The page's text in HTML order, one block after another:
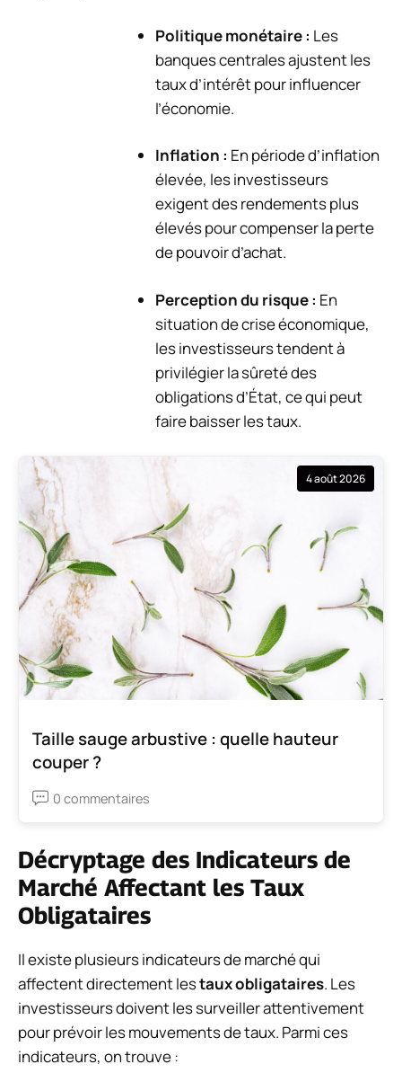
Politique monétaire : Les
banques centrales ajustent les
taux d’intérêt pour influencer
l’économie.
Inflation : En période d’inflation
élevée, les investisseurs
exigent des rendements plus
élevés pour compenser la perte
de pouvoir d’achat.
Perception du risque : En
situation de crise économique,
les investisseurs tendent à
privilégier la sûreté des
obligations d’État, ce qui peut
faire baisser les taux.
4 août 2026
Taille sauge arbustive : quelle hauteur
couper ?
0 commentaires
Décryptage des Indicateurs de
Marché Affectant les Taux
Obligataires
Il existe plusieurs indicateurs de marché qui
affectent directement lestaux obligataires. Les
investisseurs doivent les surveiller attentivement
pour prévoir les mouvements de taux. Parmi ces
indicateurs, on trouve :